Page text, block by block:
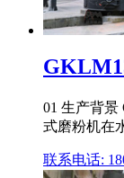
01 生产背
式磨粉机在
联系电话: